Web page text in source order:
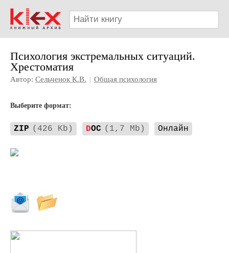
Психология экстремальных ситуаций.
Хрестоматия
Автор: Сельченок К.В. | Общая психология
Выберите формат:
ZIP (426 Kb) DOC (1,7 Mb) Онлайн